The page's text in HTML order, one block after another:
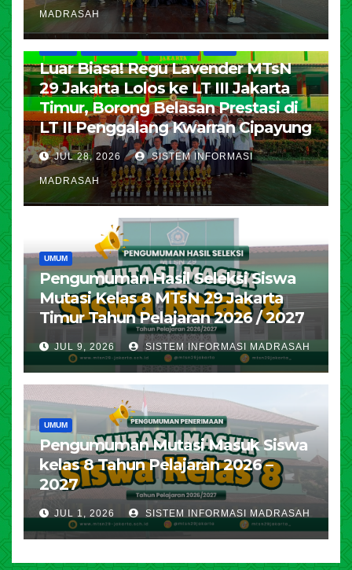
MADRASAH
Luar Biasa! Regu Lavender MTsN
29 Jakarta Lolos ke LT III Jakarta
Timur, Borong Belasan Prestasi di
LT II Penggalang Kwarran Cipayung
JUL 28, 2026 SISTEM INFORMASI
MADRASAH
UMUM
Pengumuman Hasil Seleksi Siswa
Mutasi Kelas 8 MTsN 29 Jakarta
Timur Tahun Pelajaran 2026 / 2027
JUL 9, 2026 SISTEM INFORMASI MADRASAH
UMUM
Pengumuman Mutasi Masuk Siswa
kelas 8 Tahun Pelajaran 2026 –
2027
JUL 1, 2026 SISTEM INFORMASI MADRASAH